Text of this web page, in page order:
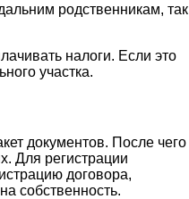
родственникам, так
налоги. Если это
участка.
документов. После чего
Для регистрации
договора,
собственность.